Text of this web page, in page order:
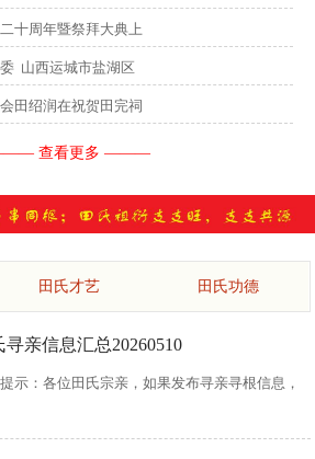
十周年暨祭拜大典上
山西运城市盐湖区
田绍润在祝贺田完祠
查看更多 ———
田氏才艺 田氏功德
寻亲信息汇总20260510
示：各位田氏宗亲，如果发布寻亲寻根信息，